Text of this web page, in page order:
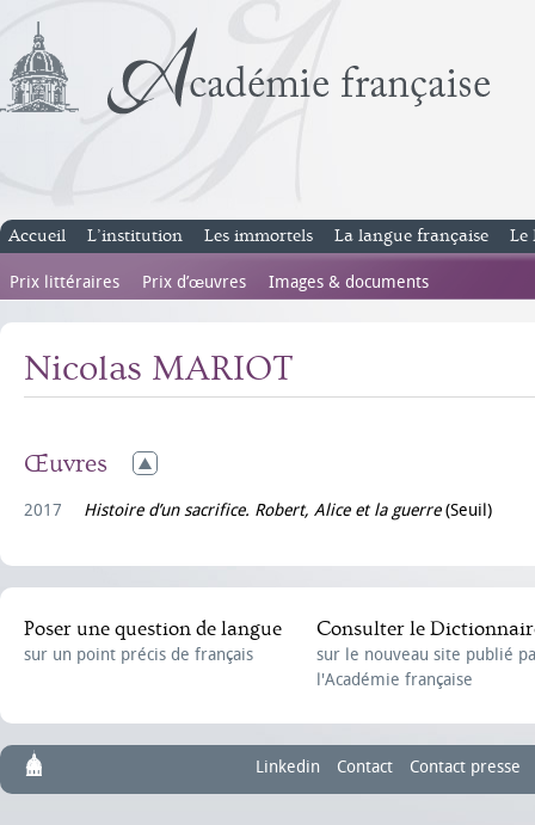
Accueil L’institution Les immortels La langue française Le
Prix littéraires Prix d’œuvres Images & documents
Nicolas MARIOT
Œuvres
2017 Histoire d’un sacrifice. Robert, Alice et la guerre(Seuil)
Poser une question de langue
sur un point précis de français
Consulter le
sur le nouveau site publié
l'Académie française
Linkedin Contact Contact presse